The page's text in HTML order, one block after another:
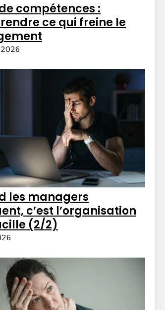
compétences :
ce qui freine le
les managers
c’est l’organisation
(2/2)